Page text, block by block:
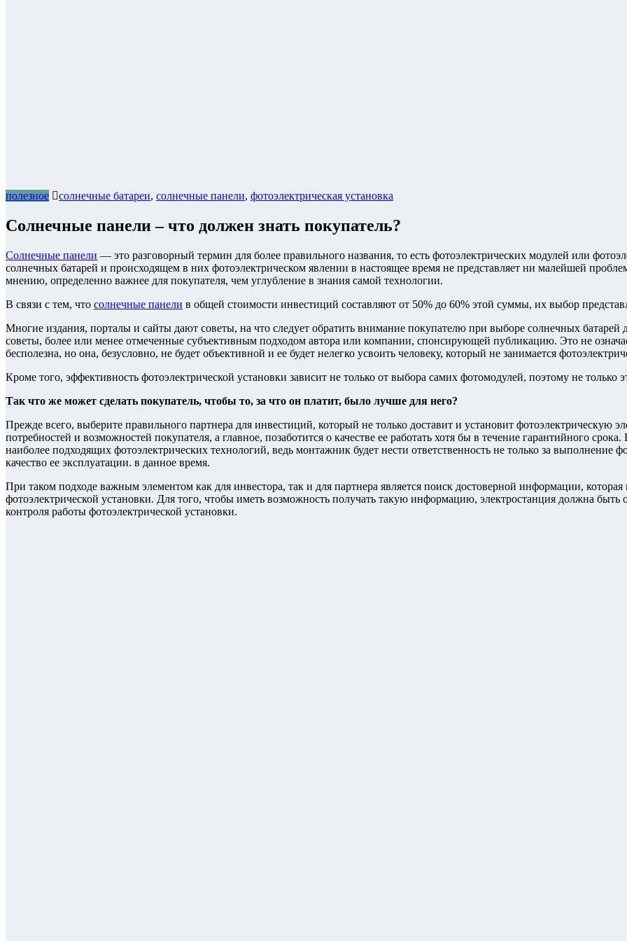
полезное солнечные батареи, солнечные панели, фотоэлектрическая установка
Солнечные панели – что должен знать покупатель?
Солнечные панели — это разговорный термин для более правильного названия, то есть фотоэлектрических модулей или
солнечных батарей и происходящем в них фотоэлектрическом явлении в настоящее время не представляет ни малейшей
мнению, определенно важнее для покупателя, чем углубление в знания самой технологии.
В связи с тем, что солнечные панели в общей стоимости инвестиций составляют от 50% до 60% этой суммы, их выбор
Многие издания, порталы и сайты дают советы, на что следует обратить внимание покупателю при выборе солнечных батарей
советы, более или менее отмеченные субъективным подходом автора или компании, спонсирующей публикацию. Это не
бесполезна, но она, безусловно, не будет объективной и ее будет нелегко усвоить человеку, который не занимается
Кроме того, эффективность фотоэлектрической установки зависит не только от выбора самих фотомодулей, поэтому не
Так что же может сделать покупатель, чтобы то, за что он платит, было лучше для него?
Прежде всего, выберите правильного партнера для инвестиций, который не только доставит и установит фотоэлектрическую
потребностей и возможностей покупателя, а главное, позаботится о качестве ее работать хотя бы в течение гарантийного
наиболее подходящих фотоэлектрических технологий, ведь монтажник будет нести ответственность не только за выполнение
качество ее эксплуатации. в данное время.
При таком подходе важным элементом как для инвестора, так и для партнера является поиск достоверной информации,
фотоэлектрической установки. Для того, чтобы иметь возможность получать такую ​​информацию, электростанция должна
контроля работы фотоэлектрической установки.